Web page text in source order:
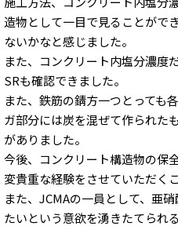
造物として一目で見ることがで
ないかなと感じました。
また、コンクリート内塩分濃度
SRも確認できました。
また、鉄筋の錆方一つとっても
ガ部分には炭を混ぜて作られた
がありました。
今後、コンクリート構造物の保
変貴重な経験をさせていただく
また、JCMAの一員として、亜
たいという意欲を湧きたてられ